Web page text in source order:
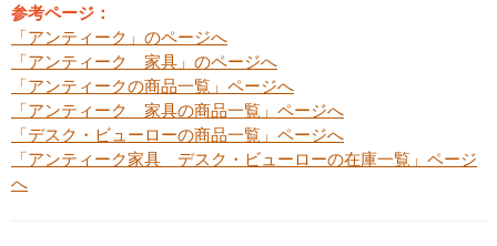
参考ページ：
「アンティーク」のページへ
「アンティーク 家具」のページへ
「アンティークの商品一覧」ページへ
「アンティーク 家具の商品一覧」ページへ
「デスク・ビューローの商品一覧」ページへ
「アンティーク家具 デスク・ビューローの在庫一覧」ページ
へ